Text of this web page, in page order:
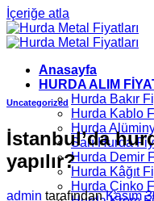
İçeriğe atla
Anasayfa
HURDA ALIM
Hurda Bakır
Hurda Kablo
Hurda
Sarı Hurda
Hurda Demir
Hurda Kâğıt
Hurda Çinko
Uncategorized
İstanbul’da
yapılır?
admin tarafından Kasım